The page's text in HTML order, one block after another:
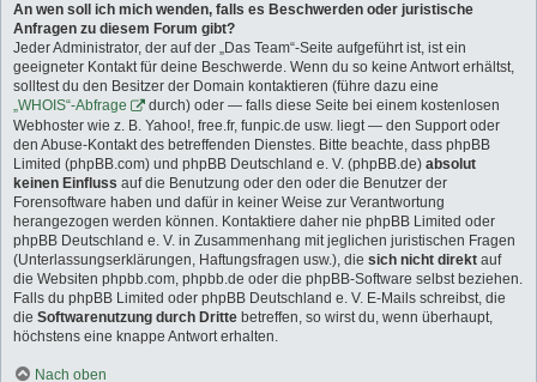
An wen soll ich mich wenden, falls es Beschwerden oder juristische
Anfragen zu diesem Forum gibt?
Jeder Administrator, der auf der „Das Team“-Seite aufgeführt ist, ist ein
geeigneter Kontakt für deine Beschwerde. Wenn du so keine Antwort erhältst,
solltest du den Besitzer der Domain kontaktieren (führe dazu eine
„WHOIS“-Abfrage
durch) oder — falls diese Seite bei einem kostenlosen
Webhoster wie z. B. Yahoo!, free.fr, funpic.de usw. liegt — den Support oder
den Abuse-Kontakt des betreffenden Dienstes. Bitte beachte, dass phpBB
Limited (phpBB.com) und phpBB Deutschland e. V. (phpBB.de) absolut
keinen Einfluss auf die Benutzung oder den oder die Benutzer der
Forensoftware haben und dafür in keiner Weise zur Verantwortung
herangezogen werden können. Kontaktiere daher nie phpBB Limited oder
phpBB Deutschland e. V. in Zusammenhang mit jeglichen juristischen Fragen
(Unterlassungserklärungen, Haftungsfragen usw.), die sich nicht direkt auf
die Websiten phpbb.com, phpbb.de oder die phpBB-Software selbst beziehen.
Falls du phpBB Limited oder phpBB Deutschland e. V. E-Mails schreibst, die
die Softwarenutzung durch Dritte betreffen, so wirst du, wenn überhaupt,
höchstens eine knappe Antwort erhalten.
Nach oben